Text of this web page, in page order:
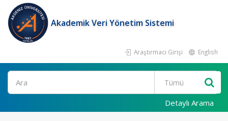
Akademik Veri Yönetim Sistemi
Araştırmacı Girişi English
Ara
Detaylı Arama